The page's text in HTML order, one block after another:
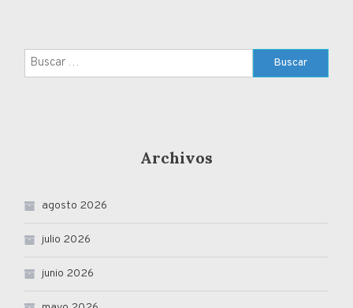
Buscar:
Archivos
agosto 2026
julio 2026
junio 2026